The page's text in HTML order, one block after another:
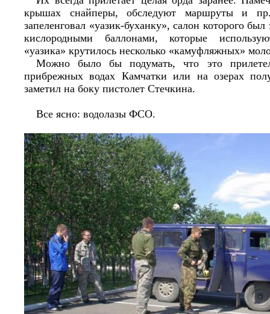
крышах снайперы, обследуют маршруты и
запеленговал «уазик-буханку», салон которого
кислородными баллонами, которые
«уазика» крутилось несколько «камуфляжных»
Можно было бы подумать, что это
прибрежных водах Камчатки или на озерах
заметил на боку пистолет Стечкина.
Все ясно: водолазы ФСО.